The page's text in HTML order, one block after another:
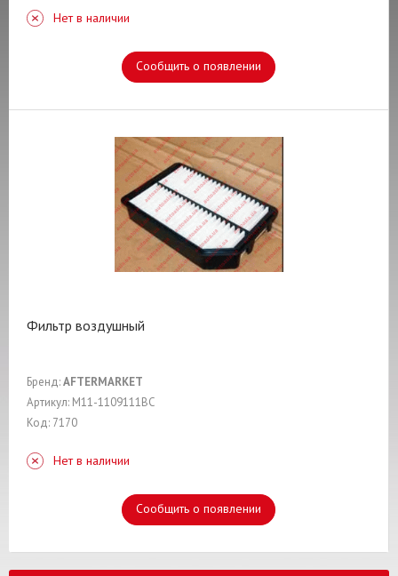
Нет в наличии
Сообщить о появлении
Фильтр воздушный
Бренд:AFTERMARKET
Артикул: M11-1109111BC
Код: 7170
Нет в наличии
Сообщить о появлении